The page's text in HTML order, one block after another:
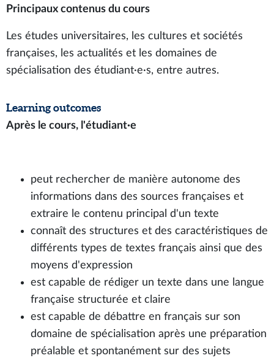
Principaux contenus du cours
Les études universitaires, les cultures et sociétés
françaises, les actualités et les domaines de
spécialisation des étudiant∙e∙s, entre autres.
Learning outcomes
Après le cours, l'étudiant∙e
peut rechercher de manière autonome des
informations dans des sources françaises et
extraire le contenu principal d'un texte
connaît des structures et des caractéristiques de
différents types de textes français ainsi que des
moyens d'expression
est capable de rédiger un texte dans une langue
française structurée et claire
est capable de débattre en français sur son
domaine de spécialisation après une préparation
préalable et spontanément sur des sujets